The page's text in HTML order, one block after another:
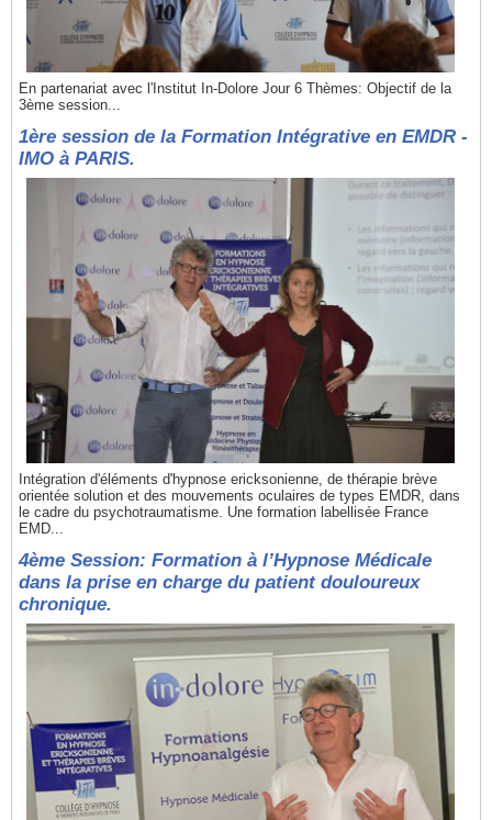
En partenariat avec l'Institut In-Dolore Jour 6 Thèmes: Objectif de la
3ème session...
1ère session de la Formation Intégrative en EMDR -
IMO à PARIS.
Intégration d'éléments d'hypnose ericksonienne, de thérapie brève
orientée solution et des mouvements oculaires de types EMDR, dans
le cadre du psychotraumatisme. Une formation labellisée France
EMD...
4ème Session: Formation à l’Hypnose Médicale
dans la prise en charge du patient douloureux
chronique.